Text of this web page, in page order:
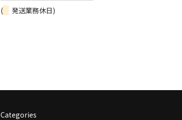
(
発送業務休日)
Categories